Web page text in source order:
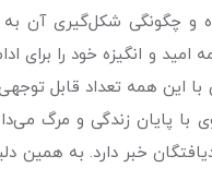
و چگونگی شکل‌گیری آن
و انگیزه خود را برای
این همه تعداد قابل
با پایان زندگی و مرگ
خبر دارد. به